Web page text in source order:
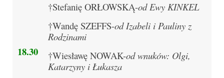
Zakończenie Oktawy Bożego Ciała
26.06.2025
Galerie 2024
Niedziela Palmowa 24.03.2024
18.30
†Stefanię ORŁOWSKĄ-od Ewy KINKEL
†Wandę SZEFFS-od Izabeli i Pauliny z
Rodzinami
†Wiesławę NOWAK-od wnuków: Olgi,
Katarzyny i Łukasza